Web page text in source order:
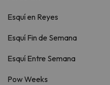
Esquí en Reyes
Esquí Fin de Semana
Esquí Entre Semana
Pow Weeks